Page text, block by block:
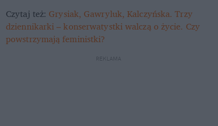
Czytaj też: Grysiak, Gawryluk, Kalczyńska. Trzy
dziennikarki – konserwatystki walczą o życie. Czy
powstrzymają feministki?
REKLAMA